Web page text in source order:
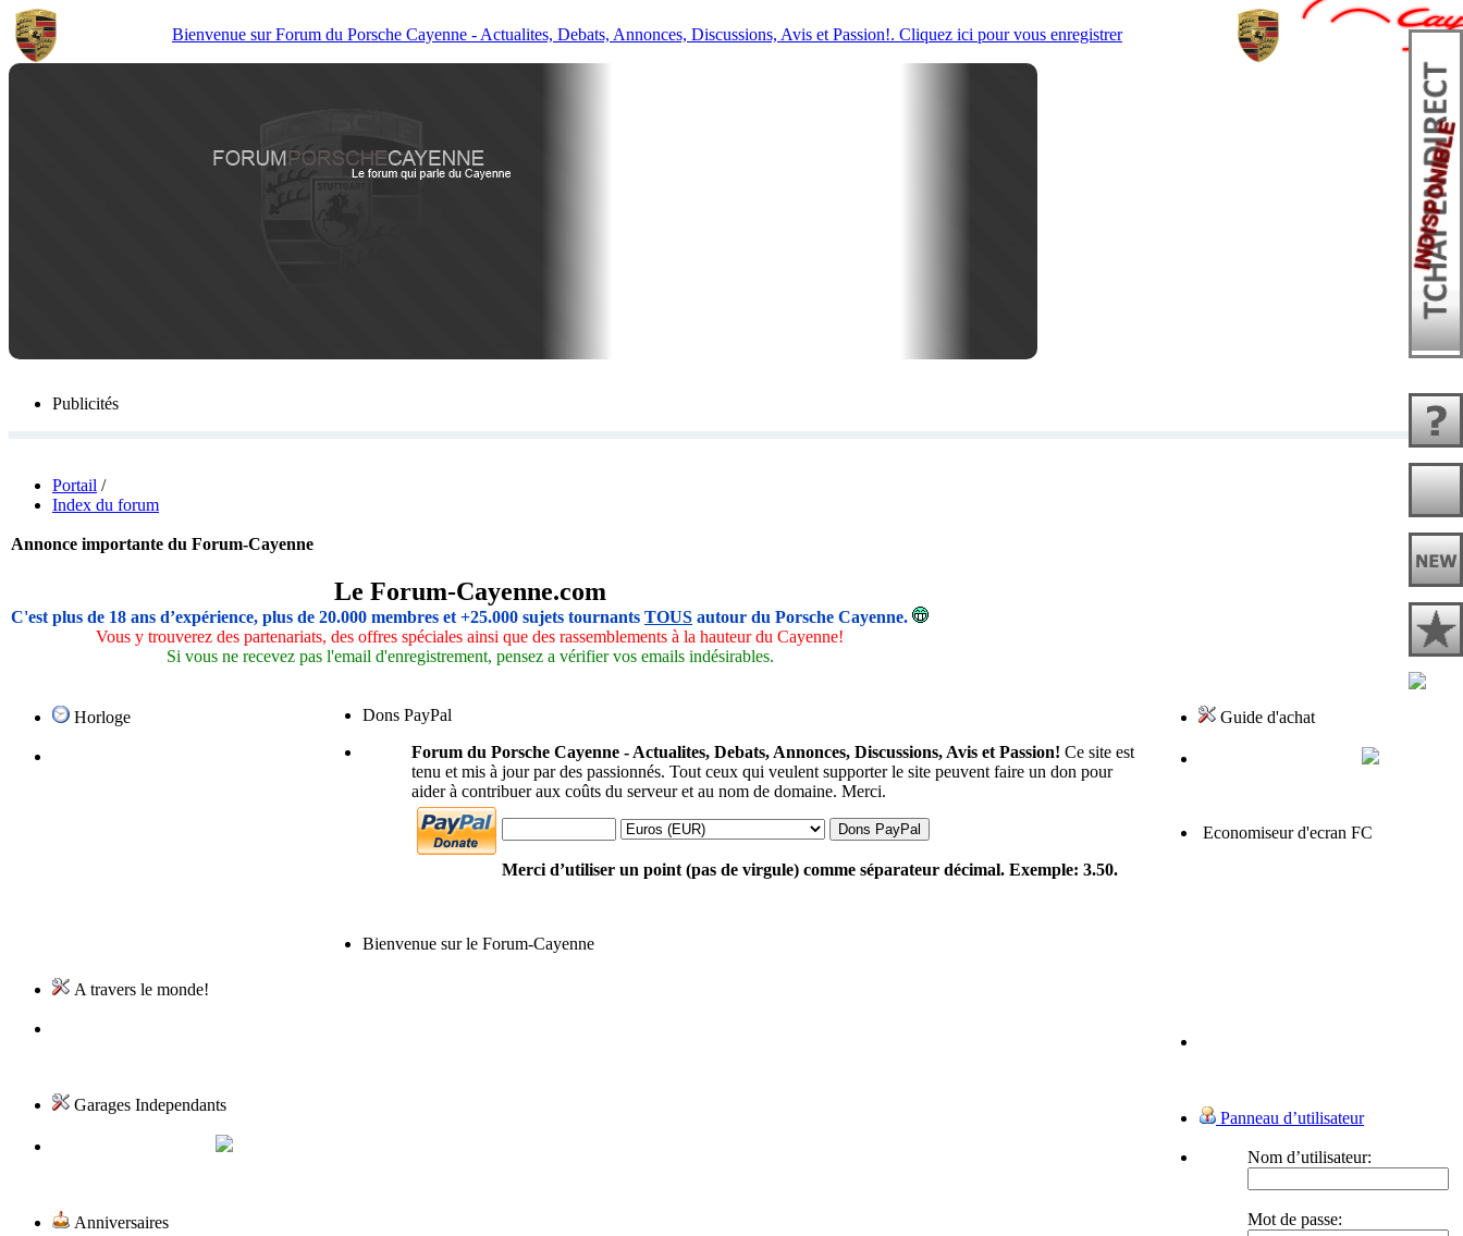
Bienvenue sur Forum du Porsche Cayenne - Actualites, Debats, Annonces, Discussions, Avis et Passion!. Cliquez ici pour vous enregistrer
Publicités
Portail /
Index du forum
Annonce importante du Forum-Cayenne
Le Forum-Cayenne.com
C'est plus de 18 ans d’expérience, plus de 20.000 membres et +25.000 sujets tournants TOUS autour du Porsche Cayenne.
Vous y trouverez des partenariats, des offres spéciales ainsi que des rassemblements à la hauteur du Cayenne!
Si vous ne recevez pas l'email d'enregistrement, pensez a vérifier vos emails indésirables.
Horloge
A travers le monde!
Garages Independants
Anniversaires
Dons PayPal
Forum du Porsche Cayenne - Actualites, Debats, Annonces, Discussions, Avis et Passion! Ce site est
tenu et mis à jour par des passionnés. Tout ceux qui veulent supporter le site peuvent faire un don pour
aider à contribuer aux coûts du serveur et au nom de domaine. Merci.
Merci d’utiliser un point (pas de virgule) comme séparateur décimal. Exemple: 3.50.
Bienvenue sur le Forum-Cayenne
Guide d'achat
Economiseur d'ecran FC
Panneau d’utilisateur
Nom d’utilisateur:
Mot de passe: